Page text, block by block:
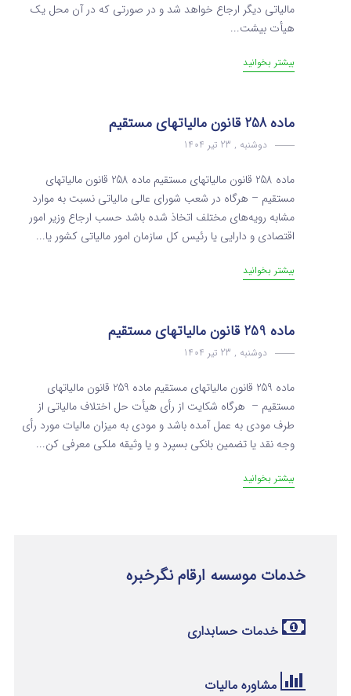
مالیاتی دیگر ارجاع خواهد شد و در صورتی که در آن محل‌ یک
هیأت بیشت...
بیشتر بخوانید
ماده 258 قانون مالیاتهای مستقیم
دوشنبه , 23 تیر 1404
ماده 258 قانون مالیاتهای مستقیم ماده 258 قانون مالیاتهای
مستقیم – هرگاه در شعب شورای عالی مالیاتی نسبت به موارد
مشابه رویه‌های مختلف اتخاذ شده باشد حسب ارجاع وزیر امور
اقتصادی و دارایی یا رئیس کل ‌سازمان امور مالیاتی کشور یا...
بیشتر بخوانید
ماده 259 قانون مالیاتهای مستقیم
دوشنبه , 23 تیر 1404
ماده 259 قانون مالیاتهای مستقیم ماده 259 قانون مالیاتهای
مستقیم – هرگاه شکایت از رأی هیأت حل اختلاف مالیاتی از
طرف مودی به عمل آمده باشد و مودی به میزان مالیات مورد رأی‌
وجه نقد یا تضمین بانکی بسپرد و یا وثیقه ملکی معرفی کن...
بیشتر بخوانید
خدمات موسسه ارقام نگرخبره
خدمات حسابداری
مشاوره مالیات